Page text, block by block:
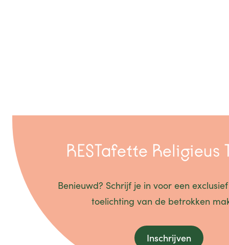
RESTafette Religieus
Benieuwd? Schrijf je in voor een
toelichting van de betrokken
Inschrijven